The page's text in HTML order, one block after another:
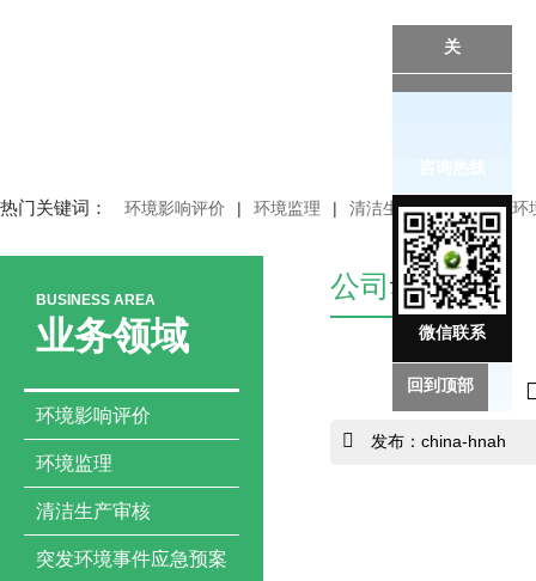
热门关键词： 环境影响评价 | 环境监理 | 清洁生产审核 | 突发环
BUSINESS AREA
业务领域
环境影响评价
环境监理
清洁生产审核
突发环境事件应急预案
公司 动态
发布：china-hnah
关
微信联系
回到顶部